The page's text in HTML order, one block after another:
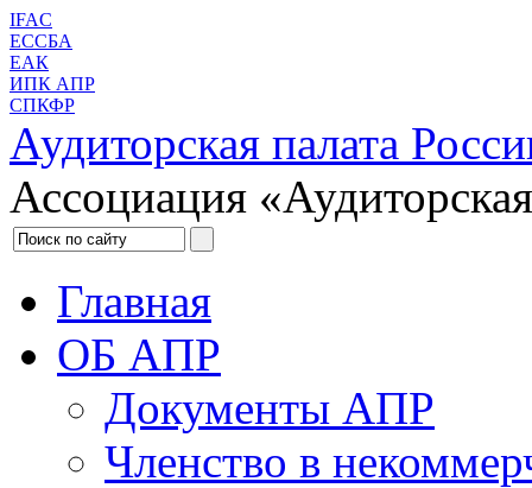
IFAC
ЕССБА
ЕАК
ИПК АПР
СПКФР
Аудиторская палата
Ассоциация
Главная
ОБ АПР
Документы АПР
Членство в